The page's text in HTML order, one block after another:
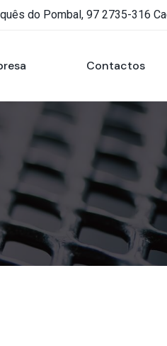
do Pombal, 97 2735-316
Contactos